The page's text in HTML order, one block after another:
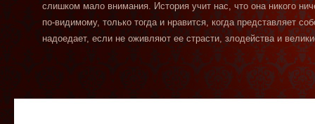
слишком мало внимания. История учит нас, что она никого
по-видимому, только тогда и нравится, когда представляет
надоедает, если не оживляют ее страсти, злодейства и